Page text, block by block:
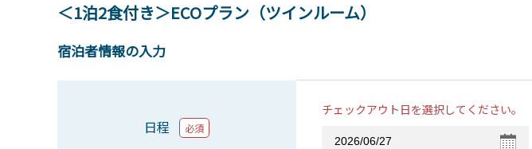
＜1泊2食付き＞ECOプラン（ツインルーム）
宿泊者情報の入力
日程 必須
チェックアウト日を選択してください。